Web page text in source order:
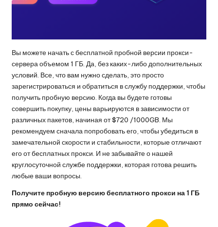
Вы можете начать с бесплатной пробной версии прокси-
сервера объемом 1 ГБ. Да, без каких-либо дополнительных
условий. Все, что вам нужно сделать, это просто
зарегистрироваться и обратиться в службу поддержки, чтобы
получить пробную версию. Когда вы будете готовы
совершить покупку, цены варьируются в зависимости от
различных пакетов, начиная от $720 /1000GB. Мы
рекомендуем сначала попробовать его, чтобы убедиться в
замечательной скорости и стабильности, которые отличают
его от бесплатных прокси. И не забывайте о нашей
круглосуточной службе поддержки, которая готова решить
любые ваши вопросы.
Получите пробную версию бесплатного прокси на 1 ГБ
прямо сейчас!